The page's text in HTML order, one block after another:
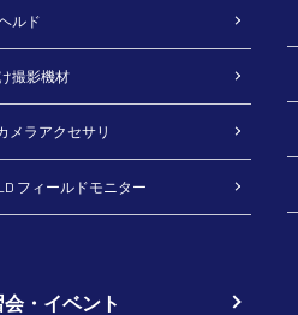
ルド
撮影機材
メラアクセサリ
フィールドモニター
・イベント